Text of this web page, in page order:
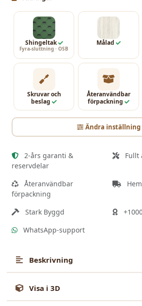
Shingeltak
Fyra-sluttning · OSB
Målad
Skruvar och
beslag
Återanvändbar
förpackning
Ändra inställning
2-års garanti &
reservdelar
Fullt
Återanvändbar
förpackning
Stark Byggd
WhatsApp-support
Beskrivning
designad som en praktisk, hållbar
utomhusplats för avkoppling,
Visa i 3D